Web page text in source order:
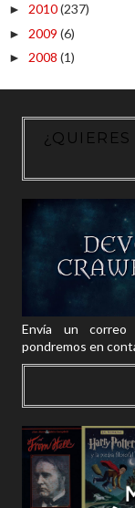
► 2010(237)
► 2009 (6)
► 2008 (1)
Envía un correo
pondremos en